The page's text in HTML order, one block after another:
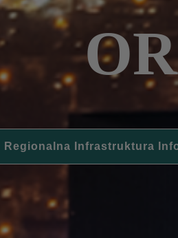
Regionalna Infrastruktura